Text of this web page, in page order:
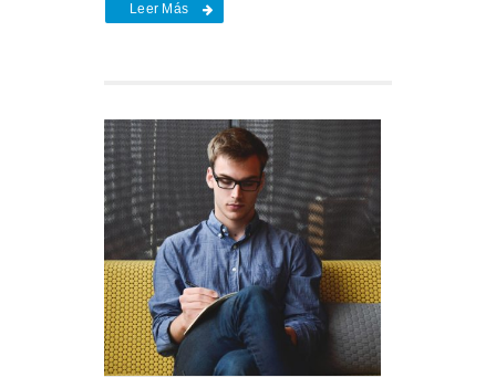
Leer Más